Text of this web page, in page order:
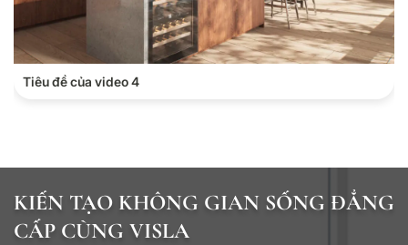
Tiêu đề của video 4
KIẾN TẠO KHÔNG GIAN SỐNG ĐẲNG
CẤP CÙNG VISLA